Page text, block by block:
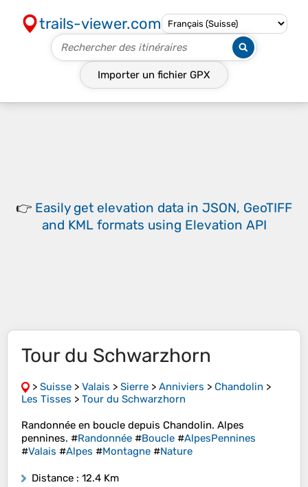
trails-viewer.com
Importer un fichier GPX
👉 Easily get elevation data in JSON, GeoTIFF
and KML formats using Elevation API
Tour du Schwarzhorn
> Suisse > Valais > Sierre > Anniviers > Chandolin >
Les Tisses > Tour du Schwarzhorn
Randonnée en boucle depuis Chandolin. Alpes
pennines. #Randonnée #Boucle #AlpesPennines
#Valais #Alpes #Montagne #Nature
Distance : 12.4 Km